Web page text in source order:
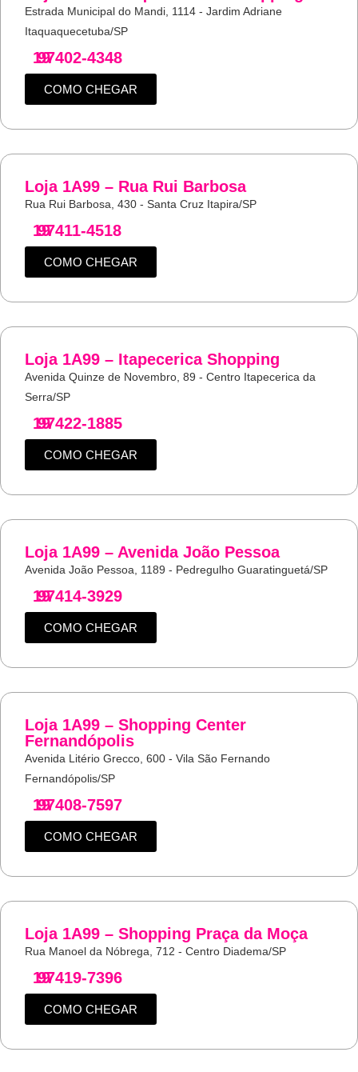
Estrada Municipal do Mandi, 1114 - Jardim Adriane
Itaquaquecetuba/SP
19
97402-4348
COMO CHEGAR
Loja 1A99 – Rua Rui Barbosa
Rua Rui Barbosa, 430 - Santa Cruz Itapira/SP
19
97411-4518
COMO CHEGAR
Loja 1A99 – Itapecerica Shopping
Avenida Quinze de Novembro, 89 - Centro Itapecerica da
Serra/SP
19
97422-1885
COMO CHEGAR
Loja 1A99 – Avenida João Pessoa
Avenida João Pessoa, 1189 - Pedregulho Guaratinguetá/SP
19
97414-3929
COMO CHEGAR
Loja 1A99 – Shopping Center
Fernandópolis
Avenida Litério Grecco, 600 - Vila São Fernando
Fernandópolis/SP
19
97408-7597
COMO CHEGAR
Loja 1A99 – Shopping Praça da Moça
Rua Manoel da Nóbrega, 712 - Centro Diadema/SP
19
97419-7396
COMO CHEGAR